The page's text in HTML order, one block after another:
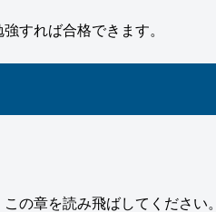
すれば合格できます。
の章を読み飛ばしてください。